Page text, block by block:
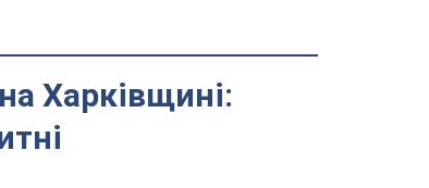
Харківщині: